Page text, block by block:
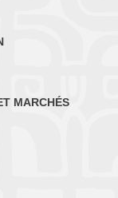
MARCHÉS